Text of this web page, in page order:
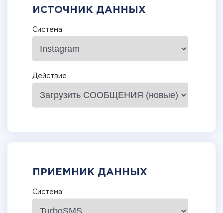
ИСТОЧНИК ДАННЫХ
Система
Действие
ПРИЕМНИК ДАННЫХ
Система